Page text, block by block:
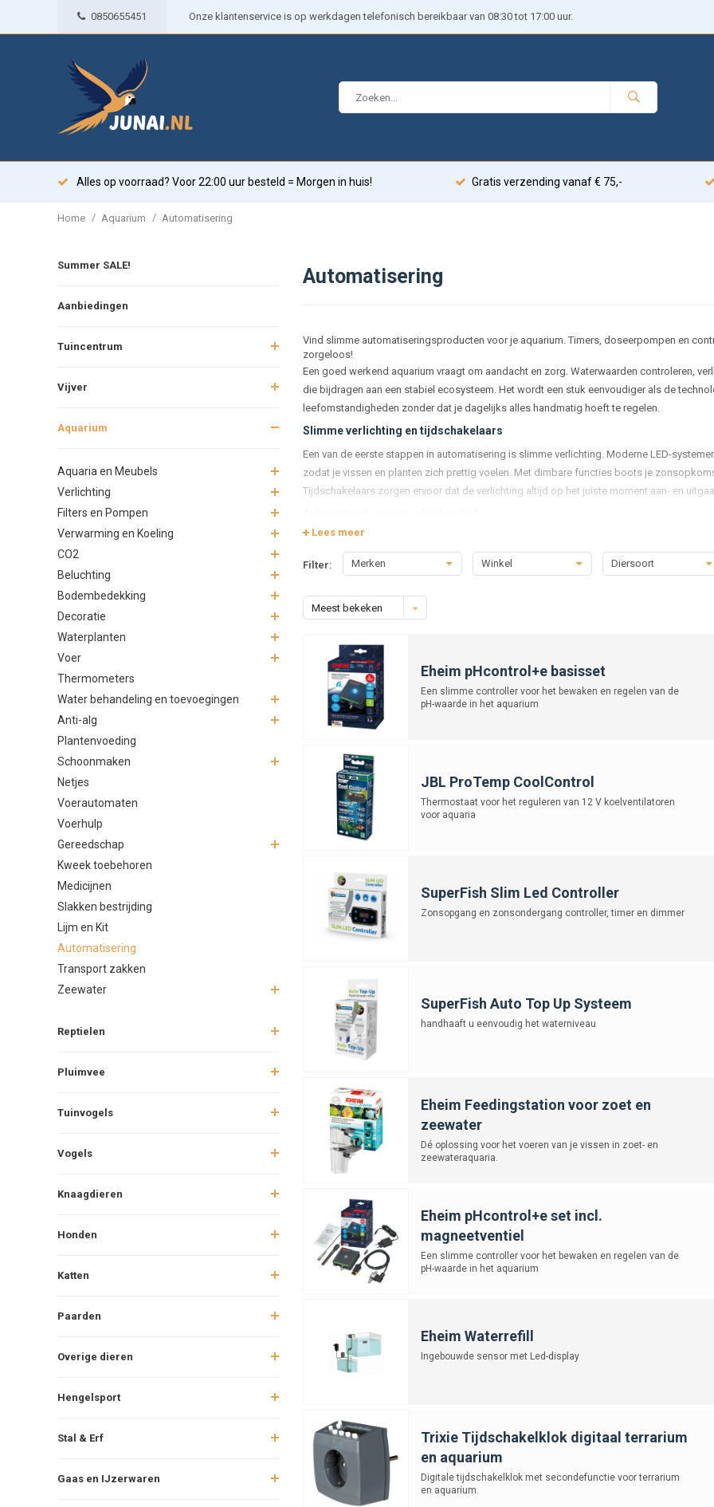
0850655451 Onze klantenservice is op werkdagen telefonisch bereikbaar van 08:30 tot 17:00 uur.
Alles op voorraad? Voor 22:00 uur besteld = Morgen in huis! Gratis verzending vanaf € 75,-
Home / Aquarium / Automatisering
Summer SALE!
Aanbiedingen
Tuincentrum
Vijver
Aquarium
Aquaria en Meubels
Verlichting
Filters en Pompen
Verwarming en Koeling
CO2
Beluchting
Bodembedekking
Decoratie
Waterplanten
Voer
Thermometers
Water behandeling en toevoegingen
Anti-alg
Plantenvoeding
Schoonmaken
Netjes
Voerautomaten
Voerhulp
Gereedschap
Kweek toebehoren
Medicijnen
Slakken bestrijding
Lijm en Kit
Automatisering
Transport zakken
Zeewater
Reptielen
Pluimvee
Tuinvogels
Vogels
Knaagdieren
Honden
Katten
Paarden
Overige dieren
Hengelsport
Stal & Erf
Gaas en IJzerwaren
Automatisering
Vind slimme automatiseringsproducten voor je aquarium. Timers, doseerpompen en
zorgeloos!
Een goed werkend aquarium vraagt om aandacht en zorg. Waterwaarden controleren,
die bijdragen aan een stabiel ecosysteem. Het wordt een stuk eenvoudiger als de
leefomstandigheden zonder dat je dagelijks alles handmatig hoeft te regelen.
Slimme verlichting en tijdschakelaars
Een van de eerste stappen in automatisering is slimme verlichting. Moderne LED-
zodat je vissen en planten zich prettig voelen. Met dimbare functies boots je
Tijdschakelaars zorgen ervoor dat de verlichting altijd op het juiste moment aan- en
Voor wie vaak onderweg is of gewoon een vaste routine wil creëren, biedt een
juiste hoeveelheid voer af op ingestelde tijden. Zo krijgen je vissen regelmatig eten en
ongewenste algengroei. Sommige modellen zijn zelfs via een app te bedienen, zodat je
Waterkwaliteit onder controle
Een gezond aquarium begint bij stabiele waterwaarden. Automatische watermeters en
geavanceerde systemen wordt zelfs automatisch de juiste hoeveelheid mineralen of
Filtratie en temperatuurregeling
Een goed filtersysteem houdt het water schoon, maar wist je dat sommige filters ook
activeren, waardoor onderhoud minder vaak nodig is. Ook verwarmingselementen
Meer gemak, minder zorgen
Met een geautomatiseerd aquarium bespaar je tijd en voorkom je stress, zowel bij
kunt sneller inspelen op veranderingen. Of je nu kiest voor een eenvoudige
je aquarium in topconditie te houden.
Lees meer
Filter: Merken Winkel Diersoort
Meest bekeken
Eheim pHcontrol+e basisset
Een slimme controller voor het bewaken en regelen van de
pH-waarde in het aquarium
JBL ProTemp CoolControl
Thermostaat voor het reguleren van 12 V koelventilatoren
voor aquaria
SuperFish Slim Led Controller
Zonsopgang en zonsondergang controller, timer en dimmer
SuperFish Auto Top Up Systeem
handhaaft u eenvoudig het waterniveau
Eheim Feedingstation voor zoet en
zeewater
Dé oplossing voor het voeren van je vissen in zoet- en
zeewateraquaria.
Eheim pHcontrol+e set incl.
magneetventiel
Een slimme controller voor het bewaken en regelen van de
pH-waarde in het aquarium
Eheim Waterrefill
Ingebouwde sensor met Led-display
Trixie Tijdschakelklok digitaal terrarium
en aquarium
Digitale tijdschakelklok met secondefunctie voor terrarium
en aquarium.